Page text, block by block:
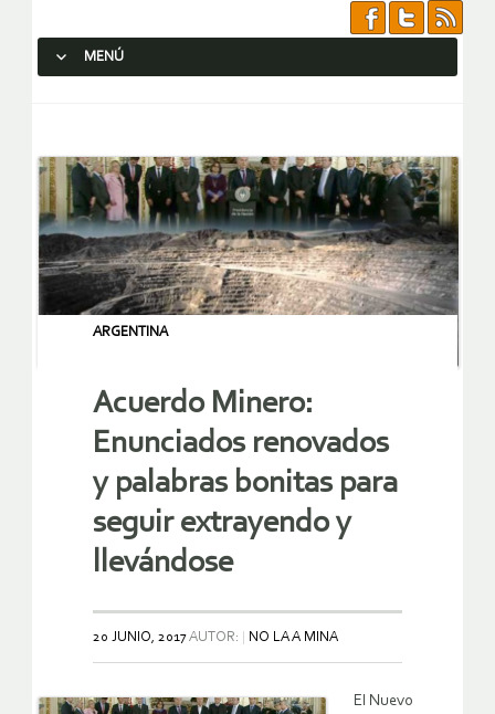
MENÚ
ARGENTINA
Acuerdo Minero:
Enunciados renovados
y palabras bonitas para
seguir extrayendo y
llevándose
20 JUNIO, 2017AUTOR: NO LA A MINA
El Nuevo